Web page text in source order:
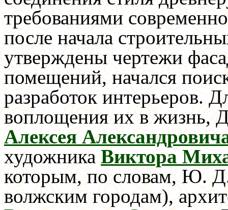
требованиями
после начала
утверждены чертежи
помещений, начался
разработок интерьеров.
воплощения их в жизнь,
Алексея
художника Виктора
которым, по словам, Ю.
волжским городам),